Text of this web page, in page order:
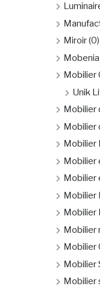
Miroir(0)
Mobenia
Mobilier
Unik
Mobilier
Mobilier
Mobilier
Mobilier
Mobilier
Mobilier
Mobilier
Mobilier
Mobilier
Mobilier
Mobilier